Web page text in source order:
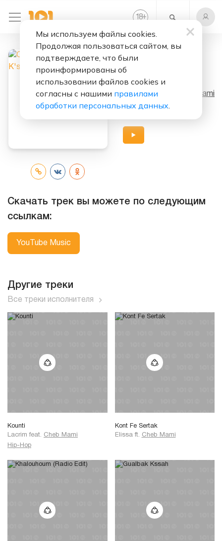
18+
Слушать бесплатно
Gualbak K'ssan
Исполнители: Cheb Mami
Скачать трек вы можете по следующим
ссылкам:
YouTube Music
Другие треки
Все треки исполнителя
Kounti
Lacrim feat. Cheb Mami
Hip-Hop
Kont Fe Sertak
Elissa ft. Cheb Mami
Мы используем файлы cookies.
Продолжая пользоваться сайтом, вы
подтверждаете, что были
проинформированы об
использовании файлов cookies и
согласны с нашими правилами
обработки персональных данных.